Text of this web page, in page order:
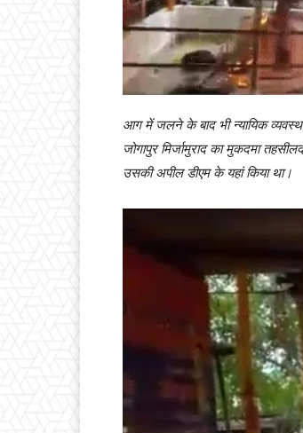
आग में जलने के बाद भी न्यायिक व्यवस्था
जोगापुर मिर्जामुराद का मुकदमा
उसकी अपील डीएम के यहां किया था।